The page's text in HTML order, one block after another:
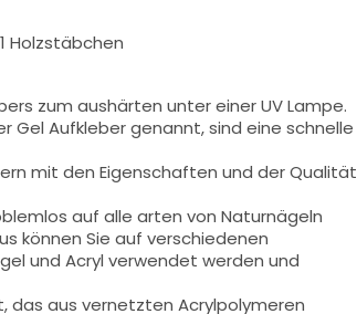
Holzstäbchen
zum aushärten unter einer UV Lampe.
Gel Aufkleber genannt, sind eine schnelle
mit den Eigenschaften und der Qualität
auf alle arten von Naturnägeln
können Sie auf verschiedenen
und Acryl verwendet werden und
das aus vernetzten Acrylpolymeren